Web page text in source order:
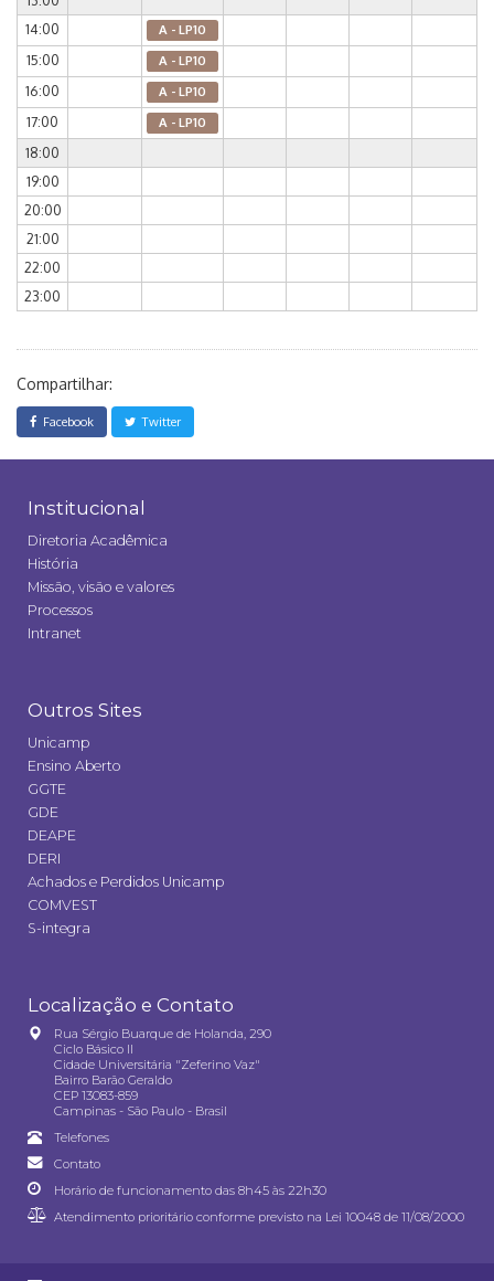
14:00
A - LP10
15:00 A - LP10
16:00 A - LP10
17:00 A - LP10
18:00
19:00
20:00
21:00
22:00
23:00
Compartilhar:
Facebook Twitter
Institucional
Diretoria Acadêmica
História
Missão, visão e valores
Processos
Intranet
Outros Sites
Unicamp
Ensino Aberto
GGTE
GDE
DEAPE
DERI
Achados e Perdidos Unicamp
COMVEST
S-integra
Localização e Contato
Rua Sérgio Buarque de Holanda, 290
Ciclo Básico II
Cidade Universitária "Zeferino Vaz"
Bairro Barão Geraldo
CEP 13083-859
Campinas - São Paulo - Brasil
Telefones
Contato
Horário de funcionamento das 8h45 às 22h30
Atendimento prioritário conforme previsto na Lei 10048 de 11/08/2000